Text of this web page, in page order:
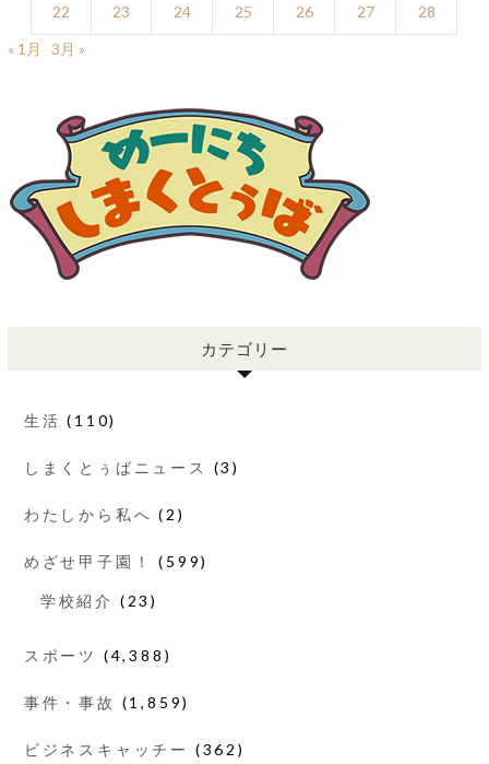
22 23 24 25 26 27
28
« 1月
3月 »
カテゴリー
生活 (110)
しまくとぅばニュース (3)
わたしから私へ (2)
めざせ甲子園！ (599)
学校紹介 (23)
スポーツ (4,388)
事件・事故 (1,859)
ビジネスキャッチー (362)